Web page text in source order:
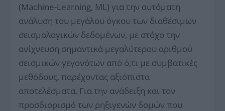
(Machine-Learning, ML) για την αυτόματη
ανάλυση του μεγάλου όγκου των διαθέσιμων
σεισμολογικών δεδομένων, με στόχο την
ανίχνευση σημαντικά μεγαλύτερου αριθμού
σεισμικών γεγονότων από ό,τι με συμβατικές
μεθόδους, παρέχοντας αξιόπιστα
αποτελέσματα. Για την ανάδειξη και τον
προσδιορισμό των ρηξιγενών δομών που